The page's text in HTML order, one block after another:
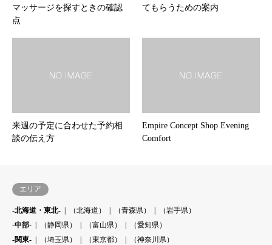
マッサージを探すときの確認
点
てもらうための案内
来週の予定に合わせた予約相
談の伝え方
Empire Concept Shop Evening
Comfort
エリア
-北海道・東北- （北海道） （青森県）
（岩手県）
-中部-
（静岡県） （富山県）
（愛知県）
-関東-
（埼玉県） （東京都）
（神奈川県）